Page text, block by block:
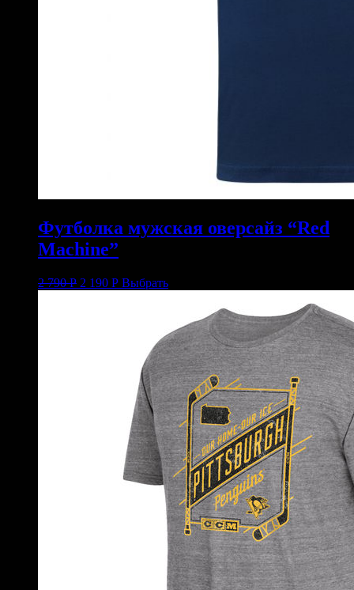
Футболка мужская оверсайз “Red
Machine”
2 790Р 2 190 Р Выбрать